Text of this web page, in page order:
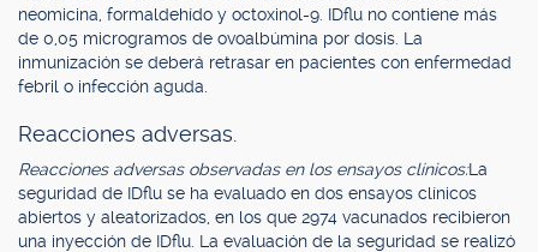
neomicina, formaldehído y octoxinol-9. IDflu no contiene más
de 0,05 microgramos de ovoalbúmina por dosis. La
inmunización se deberá retrasar en pacientes con enfermedad
febril o infección aguda.
Reacciones adversas.
Reacciones adversas observadas en los ensayos clínicos:La
seguridad de IDflu se ha evaluado en dos ensayos clínicos
abiertos y aleatorizados, en los que 2974 vacunados recibieron
una inyección de IDflu. La evaluación de la seguridad se realizó